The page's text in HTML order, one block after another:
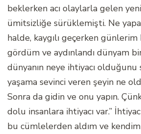
beklerken acı olaylarla gelen
ümitsizliğe sürüklemişti. Ne
halde, kaygılı geçerken
gördüm ve aydınlandı dünyam
dünyanın neye ihtiyacı olduğunu
yaşama sevinci veren şeyin ne
Sonra da gidin ve onu yapın.
dolu insanlara ihtiyacı var.”
bu cümlelerden aldım ve